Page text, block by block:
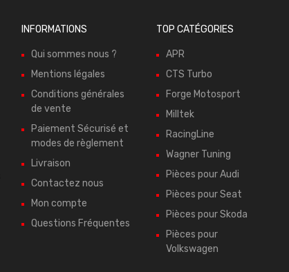
INFORMATIONS
Qui sommes nous ?
Mentions légales
Conditions générales
de vente
Paiement Sécurisé et
modes de règlement
Livraison
Contactez nous
Mon compte
Questions Fréquentes
TOP CATÉGORIES
APR
CTS Turbo
Forge Motosport
Milltek
RacingLine
Wagner Tuning
Pièces pour Audi
Pièces pour Seat
Pièces pour Skoda
Pièces pour
Volkswagen